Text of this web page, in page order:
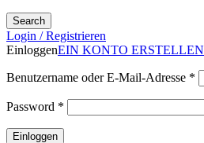
Search
Login / Registrieren
EinloggenEIN KONTO ERSTELLEN
Benutzername oder E-Mail-Adresse *
Password *
Einloggen